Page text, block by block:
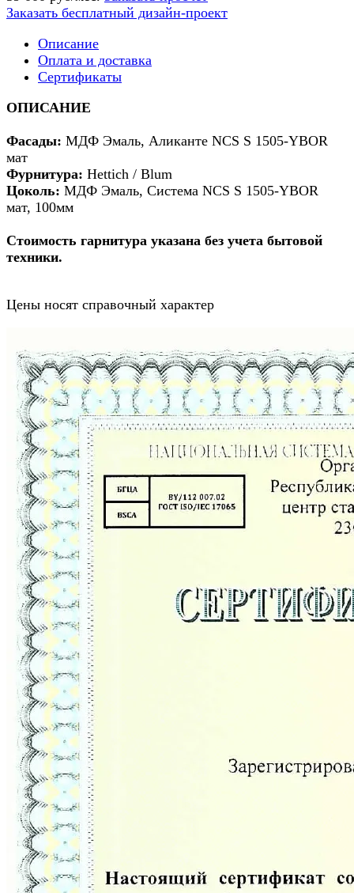
Заказать бесплатный дизайн-проект
Описание
Оплата и доставка
Сертификаты
ОПИСАНИЕ
Фасады: МДФ Эмаль, Аликанте NCS S 1505-YBOR
мат
Фурнитура: Hettich / Blum
Цоколь: МДФ Эмаль, Система NCS S 1505-YBOR
мат, 100мм
Стоимость гарнитура указана без учета бытовой
техники.
Цены носят справочный характер